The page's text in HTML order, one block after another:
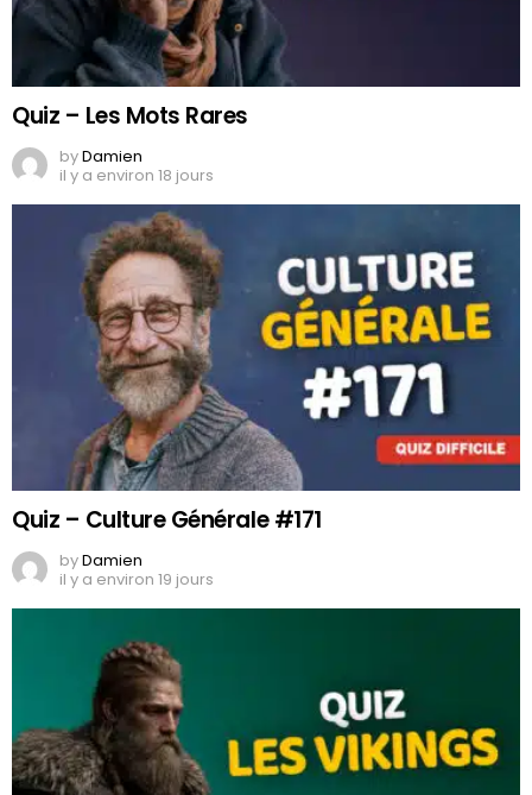
Quiz – Les Mots Rares
byDamien
il y a environ 18 jours
Quiz – Culture Générale #171
byDamien
il y a environ 19 jours